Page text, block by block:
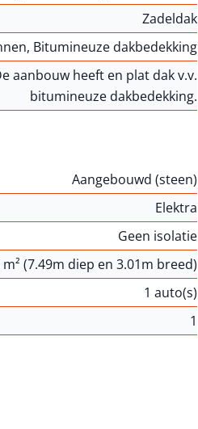
Zadeldak
Bitumineuze dakbedekking
aanbouw heeft en plat dak v.v.
bitumineuze dakbedekking.
Aangebouwd (steen)
Elektra
Geen isolatie
m² (7.49m diep en 3.01m breed)
1 auto(s)
1